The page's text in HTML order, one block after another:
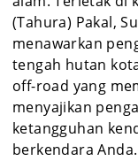
(Tahura) Pakal,
menawarkan
tengah hutan
off-road yang
menyajikan
ketangguhan
berkendara Anda.